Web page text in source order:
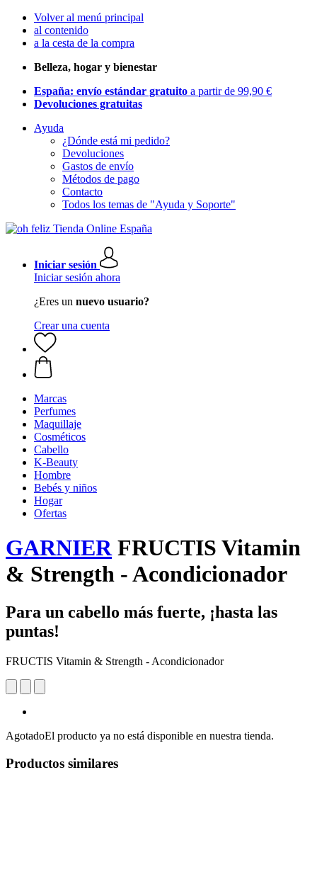
Volver al menú principal
al contenido
a la cesta de la compra
Belleza, hogar y bienestar
España: envío estándar gratuito a partir de 99,90 €
Devoluciones gratuitas
Ayuda
¿Dónde está mi pedido?
Devoluciones
Gastos de envío
Métodos de pago
Contacto
Todos los temas de "Ayuda y Soporte"
Iniciar sesión
Iniciar sesión ahora
¿Eres un nuevo usuario?
Crear una cuenta
Marcas
Perfumes
Maquillaje
Cosméticos
Cabello
K-Beauty
Hombre
Bebés y niños
Hogar
Ofertas
GARNIERFRUCTIS Vitamin
& Strength - Acondicionador
Para un cabello más fuerte, ¡hasta las
puntas!
FRUCTIS Vitamin & Strength - Acondicionador
AgotadoEl producto ya no está disponible en nuestra tienda.
Productos similares